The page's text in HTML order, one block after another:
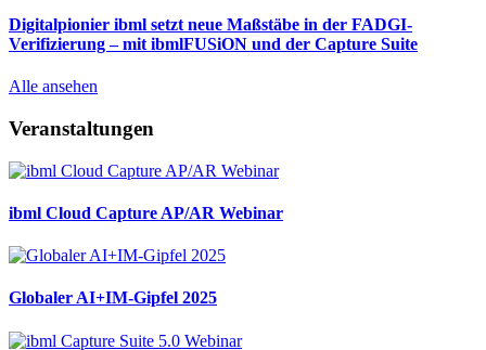
Digitalpionier ibml setzt neue Maßstäbe in der FADGI-
Verifizierung – mit ibmlFUSiON und der Capture Suite
Alle ansehen
Veranstaltungen
ibml Cloud Capture AP/AR Webinar
Globaler AI+IM-Gipfel 2025